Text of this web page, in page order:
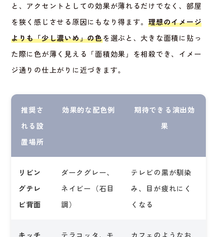
と、アクセントとしての効果が薄れるだけでなく、部屋
を狭く感じさせる原因にもなり得ます。理想のイメージ
よりも「少し濃いめ」の色を選ぶと、大きな面積に貼っ
た際に色が薄く見える「面積効果」を相殺でき、イメー
ジ通りの仕上がりに近づきます。
推奨さ
れる設
置場所
効果的な配色例
期待できる演出効
果
リビン
グテレ
ビ背面
ダークグレー、
ネイビー（石目
調）
テレビの黒が馴染
み、目が疲れにく
くなる
キッチ
テラコッタ、モ
カフェのようなお